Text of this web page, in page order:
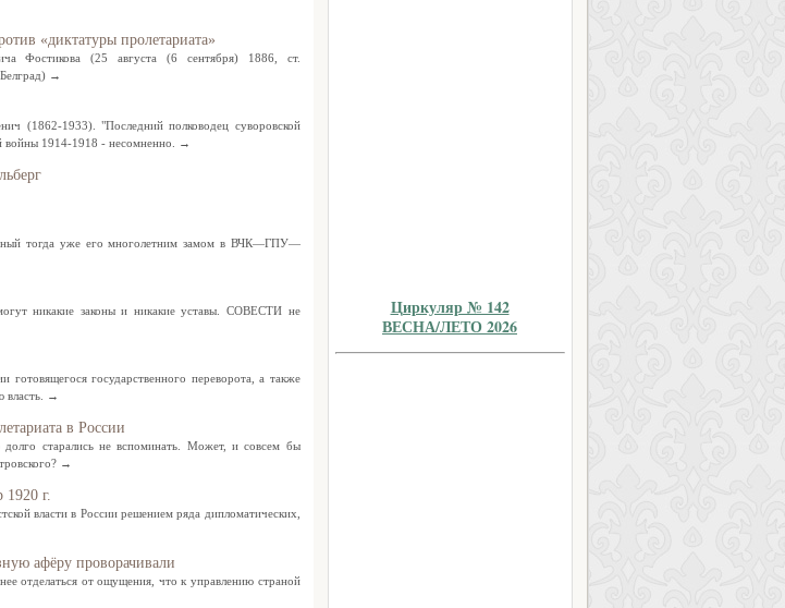
«диктатуры пролетариата»
Фостикова (25 августа (6 сентября) 1886, ст.
→
(1862-1933). "Последний полководец суворовской
войны 1914-1918 - несомненно. →
тогда уже его многолетним замом в ВЧК—ГПУ—
никакие законы и никакие уставы. СОВЕСТИ не
государственного переворота, а также
власть. →
в России
старались не вспоминать. Может, и совсем бы
→
г.
власти в России решением ряда дипломатических,
афёру проворачивали
отделаться от ощущения, что к управлению страной
Циркуляр № 142
ВЕСНА/ЛЕТО 2026